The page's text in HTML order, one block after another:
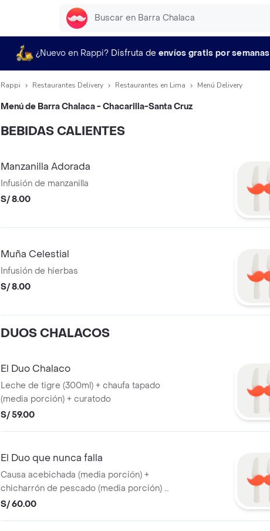
¿Nuevo en Rappi? Disfruta de envíos gratis por semanas
Rappi Restaurantes Delivery Restaurantes en Lima Menú Delivery
Menú de Barra Chalaca - Chacarilla-Santa Cruz
BEBIDAS CALIENTES
Manzanilla Adorada
Infusión de manzanilla
S/ 8.00
Muña Celestial
Infusión de hierbas
S/ 8.00
DUOS CHALACOS
El Duo Chalaco
Leche de tigre (300ml) + chaufa tapado
(media porción) + curatodo
S/ 59.00
El Duo que nunca falla
Causa acebichada (media porción) +
chicharrón de pescado (media porción) +
curatodo
S/ 60.00